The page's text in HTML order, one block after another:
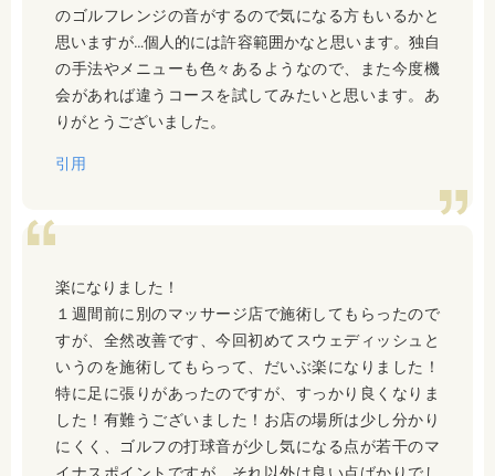
のゴルフレンジの音がするので気になる方もいるかと
思いますが…個人的には許容範囲かなと思います。独自
の手法やメニューも色々あるようなので、また今度機
会があれば違うコースを試してみたいと思います。あ
りがとうございました。
引用
楽になりました！
１週間前に別のマッサージ店で施術してもらったので
すが、全然改善です、今回初めてスウェディッシュと
いうのを施術してもらって、だいぶ楽になりました！
特に足に張りがあったのですが、すっかり良くなりま
した！有難うございました！お店の場所は少し分かり
にくく、ゴルフの打球音が少し気になる点が若干のマ